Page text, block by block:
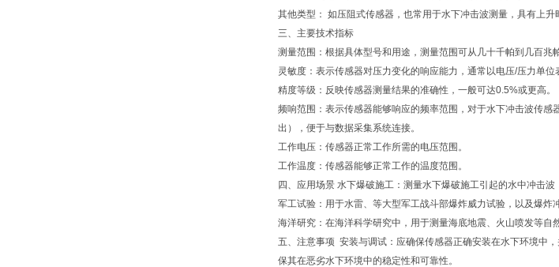
其他类型： 如压阻式传感器，也常用于水下冲击波测量，具有上升
三、主要技术指标
测量范围：根据具体型号和用途，测量范围可从几十千帕到几百兆
灵敏度：表示传感器对压力变化的响应能力，通常以电压/压力单位
精度等级：反映传感器测量结果的准确性，一般可达0.5%或更高。
频响范围：表示传感器能够响应的频率范围，对于水下冲击波传
出），便于与数据采集系统连接。
工作电压：传感器正常工作所需的电压范围。
工作温度：传感器能够正常工作的温度范围。
四、应用场景 水下爆破施工：测量水下爆破施工引起的水中冲击
军工试验：用于水雷、等大型军工战斗部爆炸威力试验，以及爆炸
海洋研究：在海洋科学研究中，用于测量海底地震、火山喷发等自
五、注意事项 安装与调试：应确保传感器正确安装在水下环境中
保其在恶劣水下环境中的稳定性和可靠性。